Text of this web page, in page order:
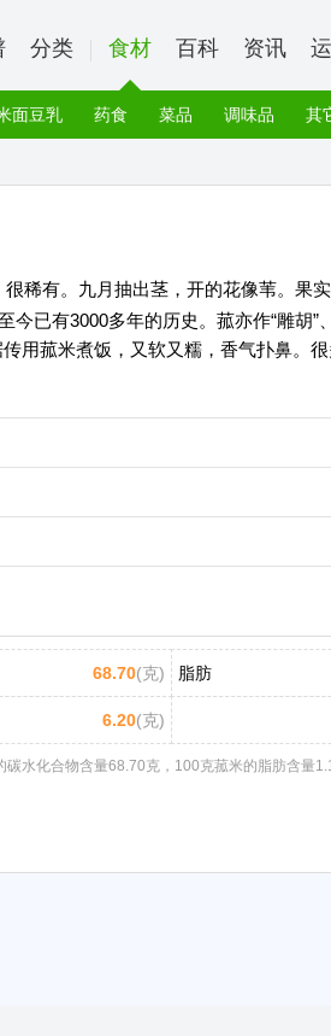
分类 食材 百科 资讯
面豆乳 药食 菜品 调味品 其
稀有。九月抽出茎，开的花像苇。果
已有3000多年的历史。菰亦作“雕胡”
用菰米煮饭，又软又糯，香气扑鼻。
68.70(克) 脂肪
6.20(克)
水化合物含量68.70克，100克菰米的脂肪含量